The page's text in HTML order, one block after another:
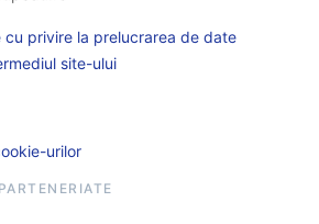
cu privire la prelucrarea de date
site-ului
urilor